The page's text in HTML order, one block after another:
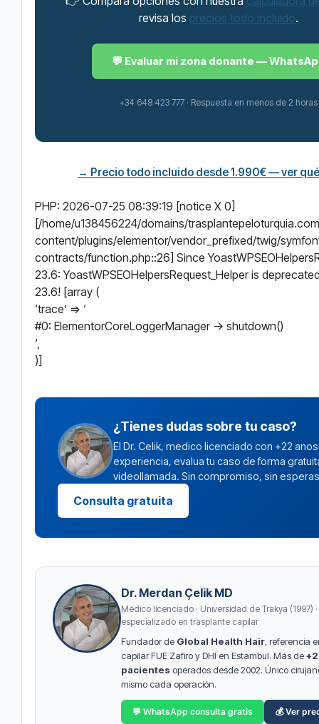
revisa los precios todo incluido.
💬 Evaluar mi zona donante —
+34 648 423 777 · Respuesta en menos de 2 horas
→ Precio todo incluido desde 1.990€ — ver
PHP: 2026-07-25 08:39:19 [notice X 0]
[/home/u138456224/domains/
content/plugins/elementor/vendor_prefixed/twig/
contracts/function.php::26] Since
23.6: YoastWPSEOHelpersRequest_Helper is
23.6! [array (
‘trace’ => ‘
#0: ElementorCoreLoggerManager -> shutdown()
‘,
)]
¿Tienes dudas sobre tu caso?
El Dr. Celik, medico licenciado con +22
experiencia, evalua tu caso de forma
videollamada. Sin compromiso, sin
Consulta gratuita
Dr. Merdan Çelik MD
Médico licenciado · Universidad de Trakya (1997)
especializado en trasplante capilar
Fundador de Global Health Hair, referencia
capilar FUE Zafiro y DHI en Estambul. Más de
pacientes operados desde 2002. Único
mismo cada operación.
💬 WhatsApp consulta gratis 💰 Ver